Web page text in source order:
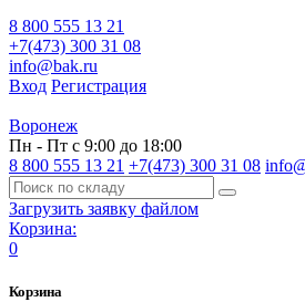
8 800 555 13 21
+7(473) 300 31 08
info@bak.ru
Вход Регистрация
Воронеж
Пн - Пт с 9:00 до 18:00
8 800 555 13 21 +7(473) 300 31 08
Загрузить заявку файлом
Корзина:
0
Корзина